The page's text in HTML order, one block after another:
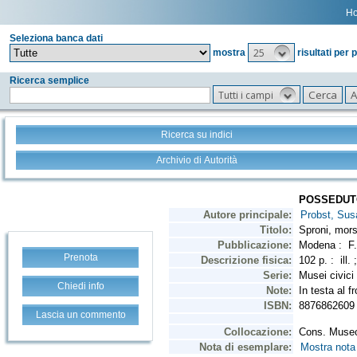
Seleziona banca dati
mostra
25 risultati per
Ricerca semplice
Tutti i campi
Ricerca su indici
Archivio di Autorità
Prenota
Chiedi info
Lascia un commento